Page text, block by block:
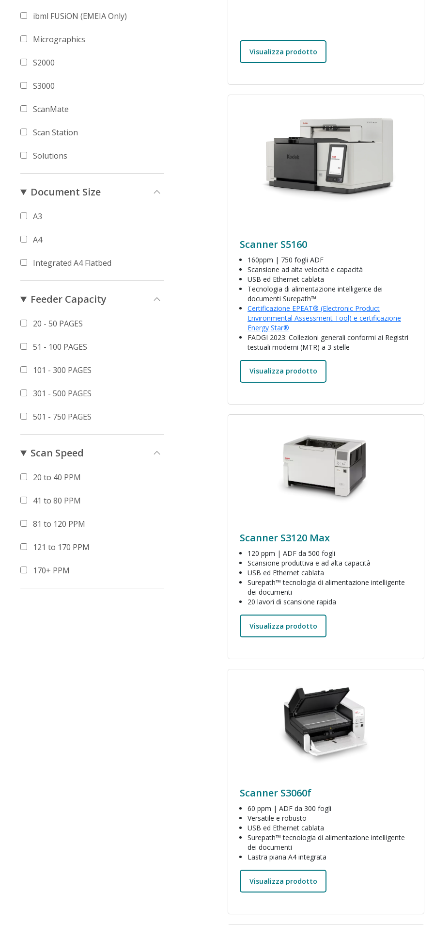
ibml FUSiON (EMEIA Only)
Micrographics
S2000
S3000
ScanMate
Scan Station
Solutions
Document Size
A3
A4
Integrated A4 Flatbed
Feeder Capacity
20 - 50 PAGES
51 - 100 PAGES
101 - 300 PAGES
301 - 500 PAGES
501 - 750 PAGES
Scan Speed
20 to 40 PPM
41 to 80 PPM
81 to 120 PPM
121 to 170 PPM
170+ PPM
Visualizza prodotto
Scanner S5160
160ppm | 750 fogli ADF
Scansione ad alta velocità e capacità
USB ed Ethernet cablata
Tecnologia di alimentazione intelligente dei
documenti Surepath™
Certificazione EPEAT® (Electronic Product
Environmental Assessment Tool) e certificazione
Energy Star®
FADGI 2023: Collezioni generali conformi ai Registri
testuali moderni (MTR) a 3 stelle
Visualizza prodotto
Immagine
Scanner S3120 Max
120 ppm | ADF da 500 fogli
Scansione produttiva e ad alta capacità
USB ed Ethernet cablata
Surepath™ tecnologia di alimentazione intelligente
dei documenti
20 lavori di scansione rapida
Visualizza prodotto
Scanner S3060f
60 ppm | ADF da 300 fogli
Versatile e robusto
USB ed Ethernet cablata
Surepath™ tecnologia di alimentazione intelligente
dei documenti
Lastra piana A4 integrata
Visualizza prodotto